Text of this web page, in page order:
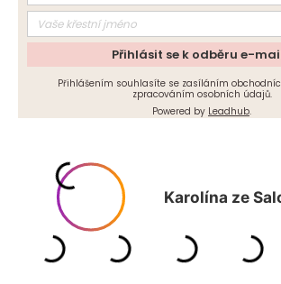
Přihlásit se k odběru e-
Přihlášením souhlasíte se zasíláním
zpracováním osobních údajů.
Powered by Leadhub.